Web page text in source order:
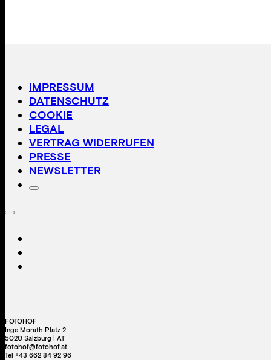
IMPRESSUM
DATENSCHUTZ
COOKIE
LEGAL
VERTRAG WIDERRUFEN
PRESSE
NEWSLETTER
FOTOHOF
Inge Morath Platz 2
5020 Salzburg | AT
fotohof@fotohof.at
Tel +43 662 84 92 96